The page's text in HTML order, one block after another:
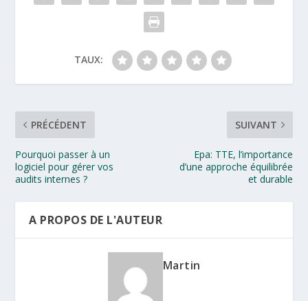
TAUX:
PRÉCÉDENT
Pourquoi passer à un
logiciel pour gérer vos
audits internes ?
SUIVANT
Epa: TTE, l’importance
d’une approche équilibrée
et durable
A PROPOS DE L'AUTEUR
Martin